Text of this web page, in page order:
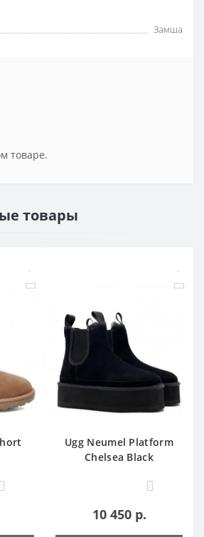
Замша
товаре.
товары
Ugg Neumel Platform
Chelsea Black
0
10 450 р.